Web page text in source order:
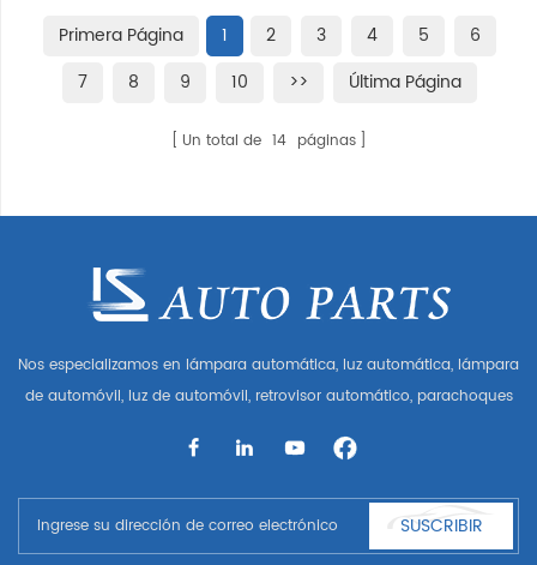
Primera Página 1 2 3 4 5
6
7
8 9 10 >> Última Página
Un total de 14 páginas
Nos especializamos en lámpara automática, luz automática, lámpara
de automóvil, luz de automóvil, retrovisor automático, parachoques
automático, parte del cuerpo automática, etc. y accesorios de
Benz, BMW
SUSCRIBIR